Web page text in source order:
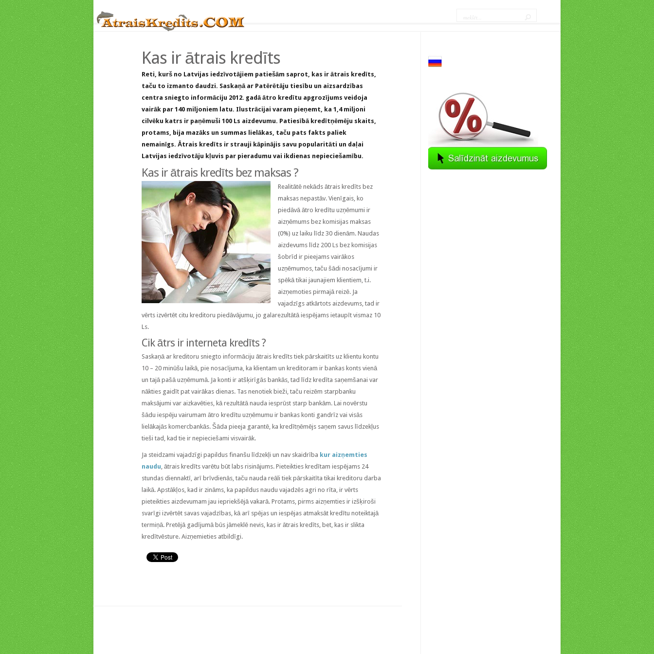
Kas ir ātrais kredīts
Reti, kurš no Latvijas iedzīvotājiem patiešām saprot, kas ir ātrais kredīts,
taču to izmanto daudzi. Saskaņā ar Patērētāju tiesību un aizsardzības
centra sniegto informāciju 2012. gadā ātro kredītu apgrozījums veidoja
vairāk par 140 miljoniem latu. Ilustrācijai varam pieņemt, ka 1,4 miljoni
cilvēku katrs ir paņēmuši 100 Ls aizdevumu. Patiesībā kredītņēmēju skaits,
protams, bija mazāks un summas lielākas, taču pats fakts paliek
nemainīgs. Ātrais kredīts ir strauji kāpinājis savu popularitāti un daļai
Latvijas iedzīvotāju kļuvis par pieradumu vai ikdienas nepieciešamību.
Kas ir ātrais kredīts bez maksas ?
Realitātē nekāds ātrais kredīts bez
maksas nepastāv. Vienīgais, ko
piedāvā ātro kredītu uzņēmumi ir
aizņēmums bez komisijas maksas
(0%) uz laiku līdz 30 dienām. Naudas
aizdevums līdz 200 Ls bez komisijas
šobrīd ir pieejams vairākos
uzņēmumos, taču šādi nosacījumi ir
spēkā tikai jaunajiem klientiem, t.i.
aizņemoties pirmajā reizē. Ja
vajadzīgs atkārtots aizdevums, tad ir
vērts izvērtēt citu kreditoru piedāvājumu, jo galarezultātā iespējams ietaupīt vismaz 10
Ls.
Cik ātrs ir interneta kredīts ?
Saskaņā ar kreditoru sniegto informāciju ātrais kredīts tiek pārskaitīts uz klientu kontu
10 – 20 minūšu laikā, pie nosacījuma, ka klientam un kreditoram ir bankas konts vienā
un tajā pašā uzņēmumā. Ja konti ir atšķirīgās bankās, tad līdz kredīta saņemšanai var
nākties gaidīt pat vairākas dienas. Tas nenotiek bieži, taču reizēm starpbanku
maksājumi var aizkavēties, kā rezultātā nauda iesprūst starp bankām. Lai novērstu
šādu iespēju vairumam ātro kredītu uzņēmumu ir bankas konti gandrīz vai visās
lielākajās komercbankās. Šāda pieeja garantē, ka kredītņēmējs saņem savus līdzekļus
tieši tad, kad tie ir nepieciešami visvairāk.
Ja steidzami vajadzīgi papildus finanšu līdzekļi un nav skaidrība kur aizņemties
naudu, ātrais kredīts varētu būt labs risinājums. Pieteikties kredītam iespējams 24
stundas diennaktī, arī brīvdienās, taču nauda reāli tiek pārskaitīta tikai kreditoru darba
laikā. Apstākļos, kad ir zināms, ka papildus naudu vajadzēs agri no rīta, ir vērts
pieteikties aizdevumam jau iepriekšējā vakarā. Protams, pirms aizņemties ir izšķiroši
svarīgi izvērtēt savas vajadzības, kā arī spējas un iespējas atmaksāt kredītu noteiktajā
termiņā. Pretējā gadījumā būs jāmeklē nevis, kas ir ātrais kredīts, bet, kas ir slikta
kredītvēsture. Aizņemieties atbildīgi.